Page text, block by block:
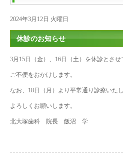
2024年3月12日 火曜日
休診のお知らせ
3月15日（金）、16日（土）を休診とさせ
ご不便をおかけします。
なお、18日（月）より平常通り診療いたし
よろしくお願いします。
北大塚歯科 院長 飯沼 学